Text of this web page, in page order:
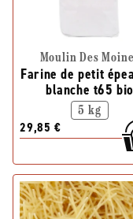
Moulin Des
Farine de petit
blanche t65 bio
5 kg
29,85 €